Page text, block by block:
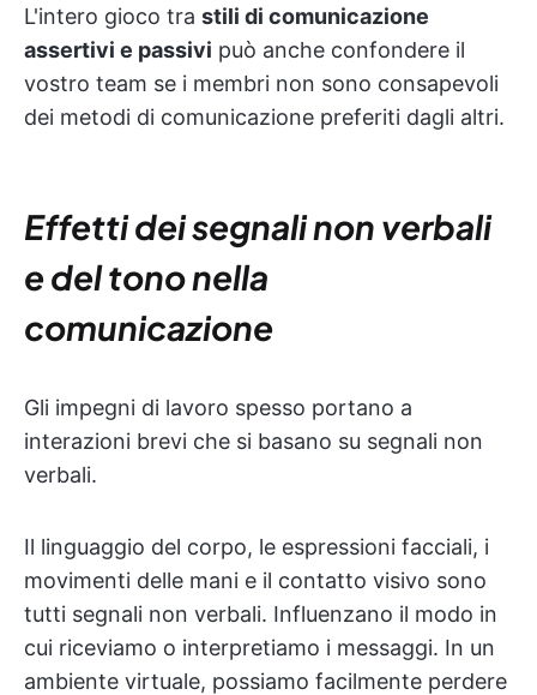
L'intero gioco tra stili di comunicazione
assertivi e passivi può anche confondere il
vostro team se i membri non sono consapevoli
dei metodi di comunicazione preferiti dagli altri.
Effetti dei segnali non verbali
e del tono nella
comunicazione
Gli impegni di lavoro spesso portano a
interazioni brevi che si basano su segnali non
verbali.
Il linguaggio del corpo, le espressioni facciali, i
movimenti delle mani e il contatto visivo sono
tutti segnali non verbali. Influenzano il modo in
cui riceviamo o interpretiamo i messaggi. In un
ambiente virtuale, possiamo facilmente perdere